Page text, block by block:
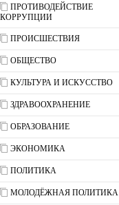
ПРОТИВОДЕЙСТВИЕ
КОРРУПЦИИ
ПРОИСШЕСТВИЯ
ОБЩЕСТВО
КУЛЬТУРА И ИСКУССТВО
ЗДРАВООХРАНЕНИЕ
ОБРАЗОВАНИЕ
ЭКОНОМИКА
ПОЛИТИКА
МОЛОДЁЖНАЯ ПОЛИТИКА